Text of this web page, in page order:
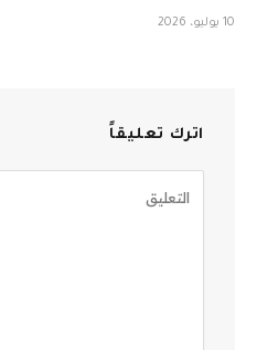
10 يوليو، 2026
اترك تعليقاً